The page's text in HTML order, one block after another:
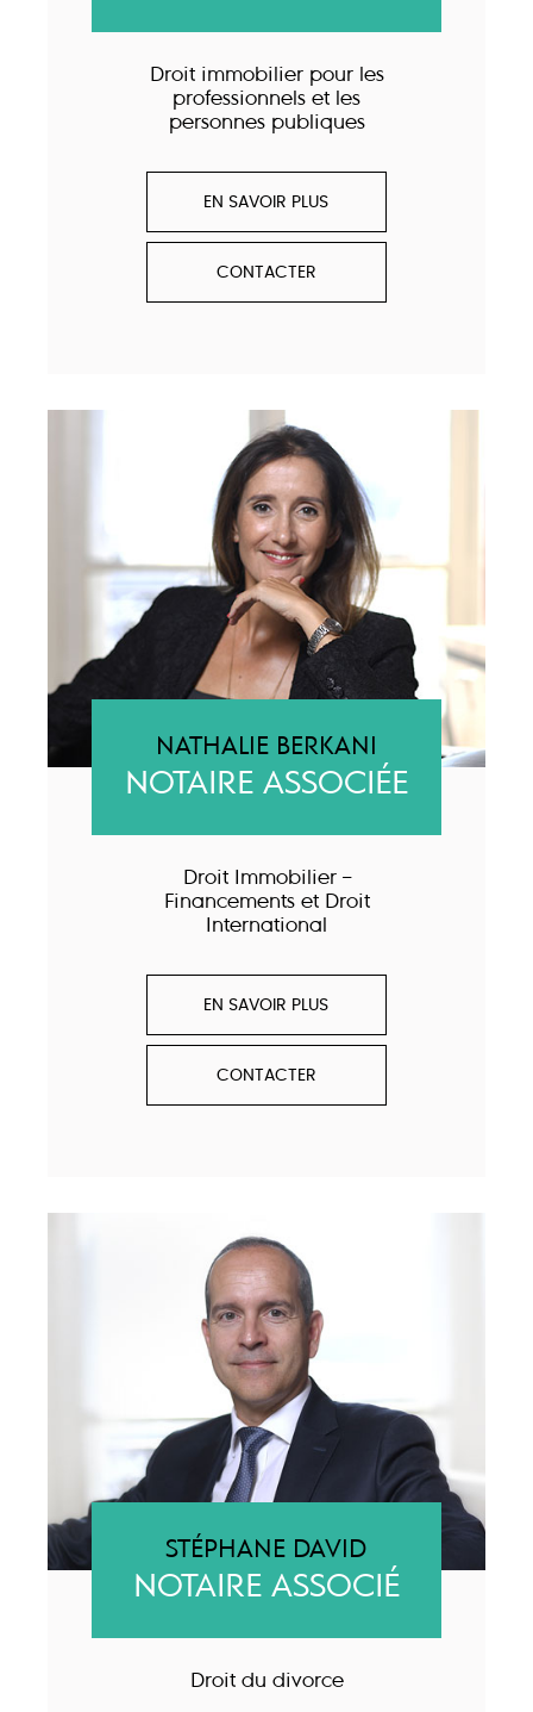
Droit immobilier pour les
professionnels et les
personnes publiques
EN SAVOIR PLUS
CONTACTER
NATHALIE BERKANI
NOTAIRE ASSOCIÉE
Droit Immobilier –
Financements et Droit
International
EN SAVOIR PLUS
CONTACTER
STÉPHANE DAVID
NOTAIRE ASSOCIÉ
Droit du divorce